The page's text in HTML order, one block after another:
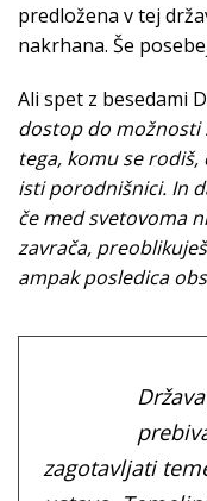
predložena v tej
nakrhana. Še
Ali spet z besedami
dostop do možnosti
tega, komu se
isti porodnišnici. In
če med svetovoma
zavrača,
ampak posledica
zagotavljati